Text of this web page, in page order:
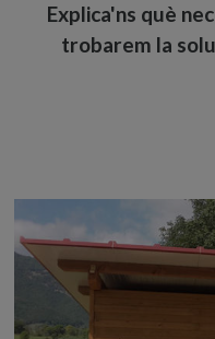
Explica'ns què
trobarem la